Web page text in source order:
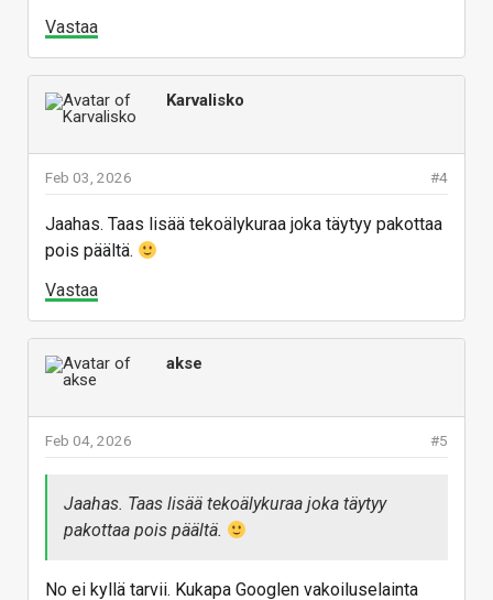
Vastaa
Karvalisko
#4
Feb 03, 2026
Jaahas. Taas lisää tekoälykuraa joka täytyy pakottaa
pois päältä.
Vastaa
akse
#5
Feb 04, 2026
Jaahas. Taas lisää tekoälykuraa joka täytyy
pakottaa pois päältä.
No ei kyllä tarvii. Kukapa Googlen vakoiluselainta